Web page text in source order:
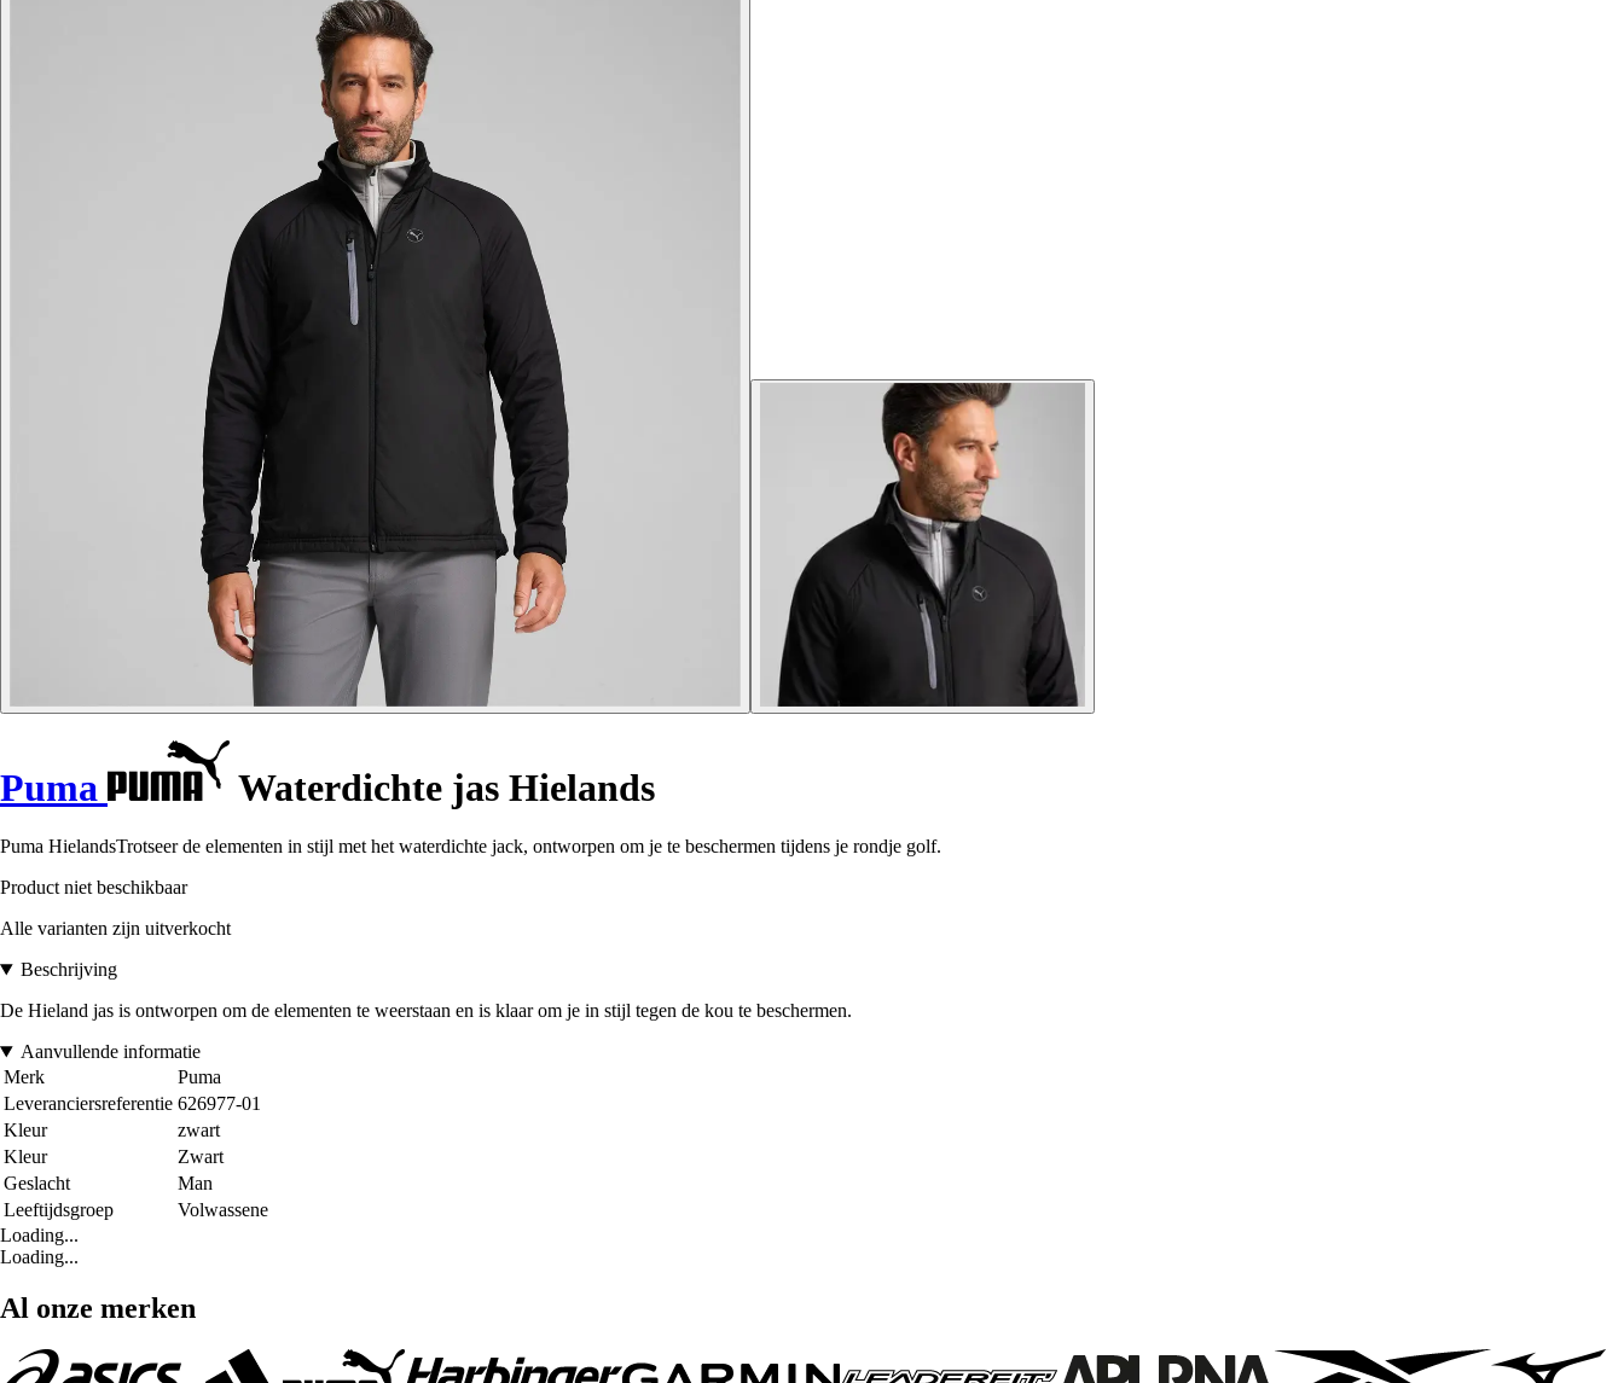
Puma Waterdichte jas Hielands
Puma HielandsTrotseer de elementen in stijl met het waterdichte jack, ontworpen om je te beschermen tijdens je rondje golf.
Product niet beschikbaar
Alle varianten zijn uitverkocht
Beschrijving
De Hieland jas is ontworpen om de elementen te weerstaan en is klaar om je in stijl tegen de kou te beschermen.
Aanvullende informatie
Merk
Puma
Leveranciersreferentie 626977-01
Kleur
zwart
Kleur
Zwart
Geslacht
Man
Leeftijdsgroep
Volwassene
Loading...
Loading...
Al onze merken